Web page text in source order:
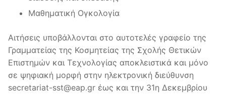
Μαθηματική Ογκολογία
Αιτήσεις υποβάλλονται στο αυτοτελές γραφείο της
Γραμματείας της Κοσμητείας της Σχολής Θετικών
Επιστημών και Τεχνολογίας αποκλειστικά και μόνο
σε ψηφιακή μορφή στην ηλεκτρονική διεύθυνση
secretariat-sst@eap.gr έως και την 31η Δεκεμβρίου